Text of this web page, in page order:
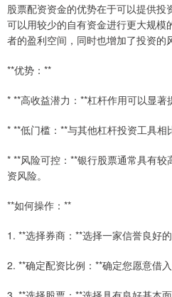
股票配资资金的优势在于可以提供
可以用较少的自有资金进行更大规模
者的盈利空间，同时也增加了投资的
**优势：**
* **高收益潜力：**杠杆作用可以显著
* **低门槛：**与其他杠杆投资工具相
* **风险可控：**银行股票通常具有
资风险。
**如何操作：**
1. **选择券商：**选择一家信誉良好
2. **确定配资比例：**确定您愿意借